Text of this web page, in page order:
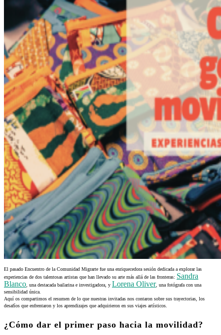
El pasado Encuentro de la Comunidad Migrarte fue una enriquecedora sesión dedicada a explorar las
experiencias de dos talentosas artistas que han llevado su arte más allá de las fronteras: Sandra
Blanco , una destacada bailarina e investigadora, y Lorena Oliver, una fotógrafa con una
sensibilidad única.
Aquí os compartimos el resumen de lo que nuestras invitadas nos contaron sobre sus trayectorias, los
desafíos que enfrentaron y los aprendizajes que adquirieron en sus viajes artísticos.
¿Cómo dar el primer paso hacia la movilidad?